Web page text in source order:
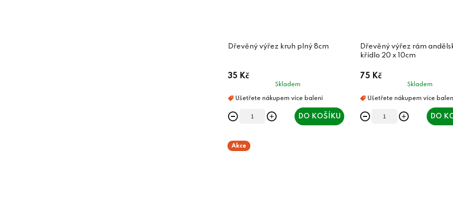
Dřevěný výřez kruh plný 8cm
35 Kč
Skladem
DO KOŠÍKU
Dřevěný výřez rám
křídlo 20 x 10cm
75 Kč
Skladem
DO
Akce